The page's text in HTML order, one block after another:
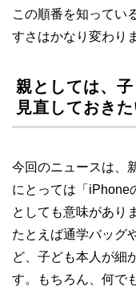
この順番を知ってい
すさはかなり変わり
親としては、
見直しておき
今回のニュースは、
にとっては「iPhone
としても意味があり
たとえば通学バッグ
ど、子ども本人が細
す。もちろん、何で